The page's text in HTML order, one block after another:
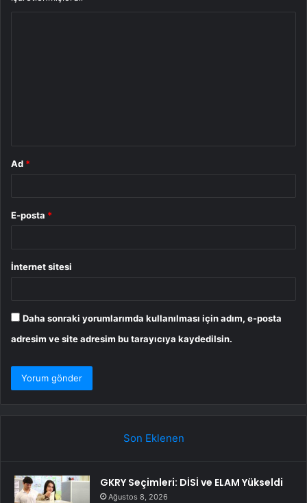
Ad *
E-posta *
İnternet sitesi
Daha sonraki yorumlarımda kullanılması için adım, e-posta
adresim ve site adresim bu tarayıcıya kaydedilsin.
Son Eklenen
GKRY Seçimleri: DİSİ ve ELAM Yükseldi
Ağustos 8, 2026